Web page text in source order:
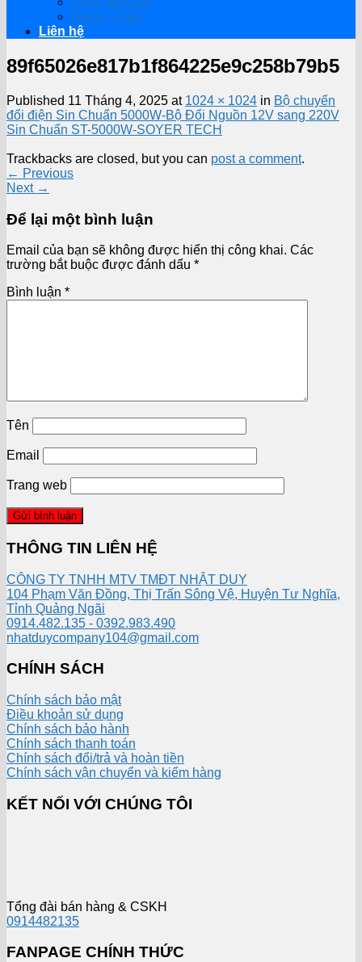
Game – App
Liên hệ
89f65026e817b1f864225e9c258b79b5
Published 11 Tháng 4, 2025 at 1024 × 1024 in Bộ chuyển
đổi điện Sin Chuẩn 5000W-Bộ Đổi Nguồn 12V sang 220V
Sin Chuẩn ST-5000W-SOYER TECH
Trackbacks are closed, but you can post a comment.
← Previous
Next →
Để lại một bình luận
Email của bạn sẽ không được hiển thị công khai. Các
trường bắt buộc được đánh dấu *
Bình luận *
Tên
Email
Trang web
THÔNG TIN LIÊN HỆ
CÔNG TY TNHH MTV TMĐT NHẬT DUY
104 Phạm Văn Đồng, Thị Trấn Sông Vệ, Huyện Tư Nghĩa,
Tỉnh Quảng Ngãi
0914.482.135 - 0392.983.490
nhatduycompany104@gmail.com
CHÍNH SÁCH
Chính sách bảo mật
Điều khoản sử dụng
Chính sách bảo hành
Chính sách thanh toán
Chính sách đổi/trả và hoàn tiền
Chính sách vận chuyển và kiểm hàng
KẾT NỐI VỚI CHÚNG TÔI
Tổng đài bán hàng & CSKH
0914482135
FANPAGE CHÍNH THỨC